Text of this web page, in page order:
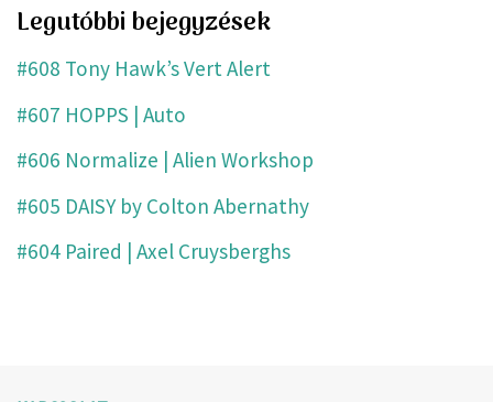
Legutóbbi bejegyzések
#608 Tony Hawk’s Vert Alert
#607 HOPPS | Auto
#606 Normalize | Alien Workshop
#605 DAISY by Colton Abernathy
#604 Paired | Axel Cruysberghs